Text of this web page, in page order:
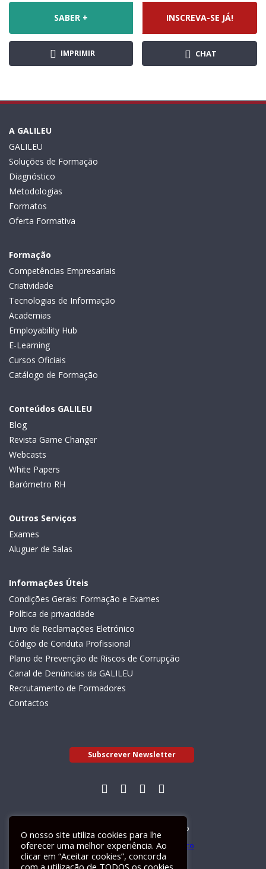
SABER + INSCREVA-SE JÁ!
IMPRIMIR CHAT
A GALILEU
GALILEU
Soluções de Formação
Diagnóstico
Metodologias
Formatos
Oferta Formativa
Formação
Competências Empresariais
Criatividade
Tecnologias de Informação
Academias
Employability Hub
E-Learning
Cursos Oficiais
Catálogo de Formação
Conteúdos GALILEU
Blog
Revista Game Changer
Webcasts
White Papers
Barómetro RH
Outros Serviços
Exames
Aluguer de Salas
Informações Úteis
Condições Gerais: Formação e Exames
Política de privacidade
Livro de Reclamações Eletrónico
Código de Conduta Profissional
Plano de Prevenção de Riscos de Corrupção
Canal de Denúncias da GALILEU
Recrutamento de Formadores
Contactos
Subscrever Newsletter
Livro de Reclamações Electrónico
O nosso site utiliza cookies para lhe
oferecer uma melhor experiência. Ao
clicar em “Aceitar cookies”, concorda
com a utilização de TODOS os cookies.